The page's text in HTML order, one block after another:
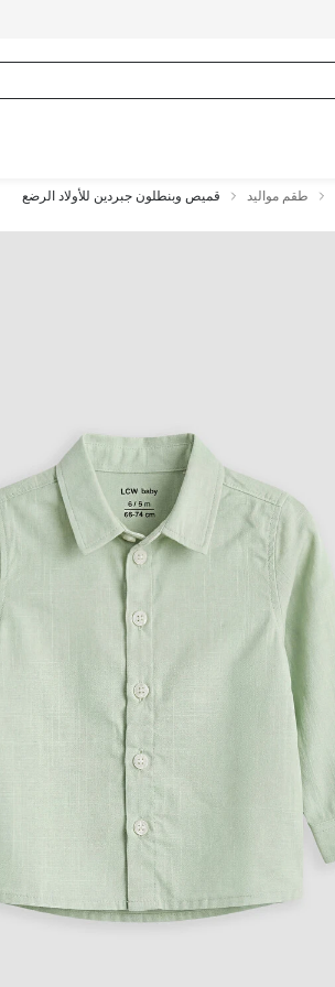
طقم مواليد قميص وبنطلون جبردين للأولاد الرضع